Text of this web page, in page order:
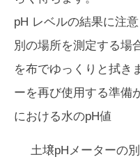
pH レベルの結果に注意
別の場所を測定する場
を布でゆっくりと拭き
ーを再び使用する準備
における水のpH値
土壌pHメーターの